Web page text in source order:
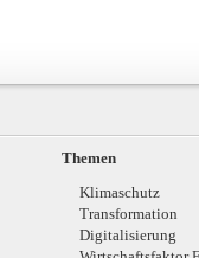
Themen
Klimaschutz
Transformation
Digitalisierung